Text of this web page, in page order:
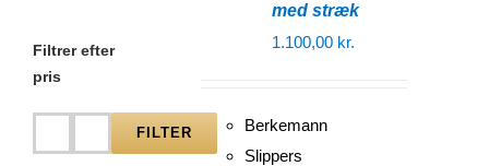
med stræk
1.100,00 kr.
Berkemann
Slippers
Filtrer efter
pris
Mindste
Højeste
FILTER